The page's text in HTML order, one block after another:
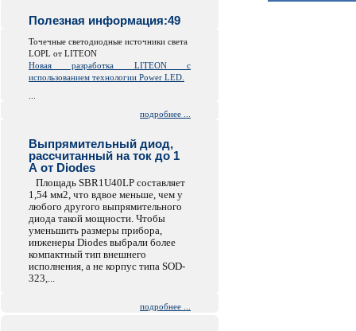
Полезная информация:49
Точечные светодиодные источники света
LOPL от LITEON
Новая разработка LITEON с
использованием технологии Power LED.
подробнее ...
Выпрямительный диод,
рассчитанный на ток до 1
А от Diodes
Площадь SBR1U40LP составляет
1,54 мм2, что вдвое меньше, чем у
любого другого выпрямительного
диода такой мощности. Чтобы
уменьшить размеры прибора,
инженеры Diodes выбрали более
компактный тип внешнего
исполнения, а не корпус типа SOD-
323,...
подробнее ...